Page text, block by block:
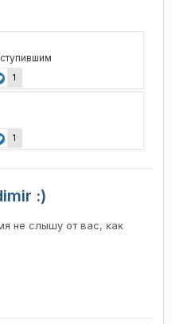
1
1
:)
не слышу от вас, как